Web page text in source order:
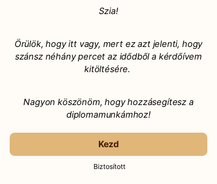
Szia!
Örülök, hogy itt vagy, mert ez azt jelenti, hogy
szánsz néhány percet az idődből a kérdőívem
kitöltésére.
Nagyon köszönöm, hogy hozzásegítesz a
diplomamunkámhoz!
Kezd
Biztosított